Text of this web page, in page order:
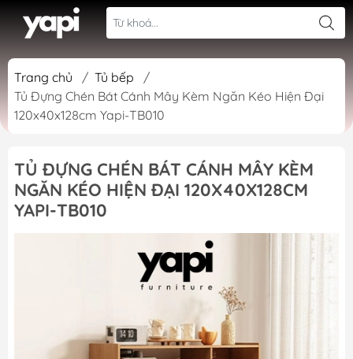
Trang chủ / Tủ bếp
/
Tủ Đựng Chén Bát Cánh Mây Kèm Ngăn Kéo Hiện Đại
120x40x128cm Yapi-TB010
TỦ ĐỰNG CHÉN BÁT CÁNH MÂY KÈM
NGĂN KÉO HIỆN ĐẠI 120X40X128CM
YAPI-TB010